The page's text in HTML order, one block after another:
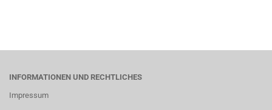
INFORMATIONEN UND RECHTLICHES
Impressum